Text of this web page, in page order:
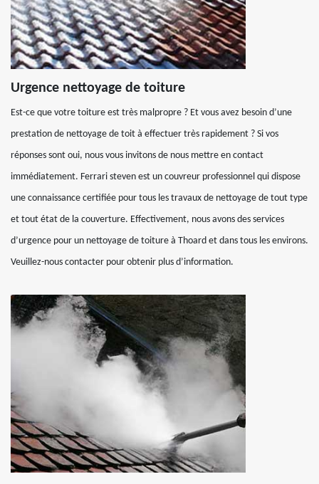
Urgence nettoyage de toiture
Est-ce que votre toiture est très malpropre ? Et vous avez besoin d’une
prestation de nettoyage de toit à effectuer très rapidement ? Si vos
réponses sont oui, nous vous invitons de nous mettre en contact
immédiatement. Ferrari steven est un couvreur professionnel qui dispose
une connaissance certifiée pour tous les travaux de nettoyage de tout type
et tout état de la couverture. Effectivement, nous avons des services
d’urgence pour un nettoyage de toiture à Thoard et dans tous les environs.
Veuillez-nous contacter pour obtenir plus d’information.